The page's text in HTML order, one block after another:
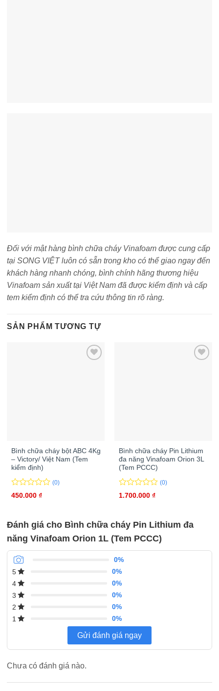
Đối với mật hàng bình chữa cháy Vinafoam được cung cấp
tại SONG VIỆT luôn có sẵn trong kho có thể giao ngay đến
khách hàng nhanh chóng, bình chính hãng thương hiệu
Vinafoam sản xuất tại Việt Nam đã được kiểm định và cấp
tem kiểm định có thể tra cứu thông tin rõ ràng.
SẢN PHẨM TƯƠNG TỰ
Bình chữa cháy bột ABC 4Kg
– Victory/ Việt Nam (Tem
kiểm định)
0
0
giá
(0)
450.000₫
Bình chữa cháy Pin Lithium
đa năng Vinafoam Orion 3L
(Tem PCCC)
0
0
giá
(0)
1.700.000₫
Đánh giá cho Bình chữa cháy Pin Lithium đa
năng Vinafoam Orion 1L (Tem PCCC)
0%
5
0%
4
0%
3
0%
2
0%
1
0%
Gửi đánh giá ngay
Chưa có đánh giá nào.